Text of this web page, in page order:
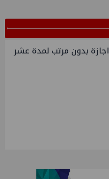
بدون مرتب لمدة عشر